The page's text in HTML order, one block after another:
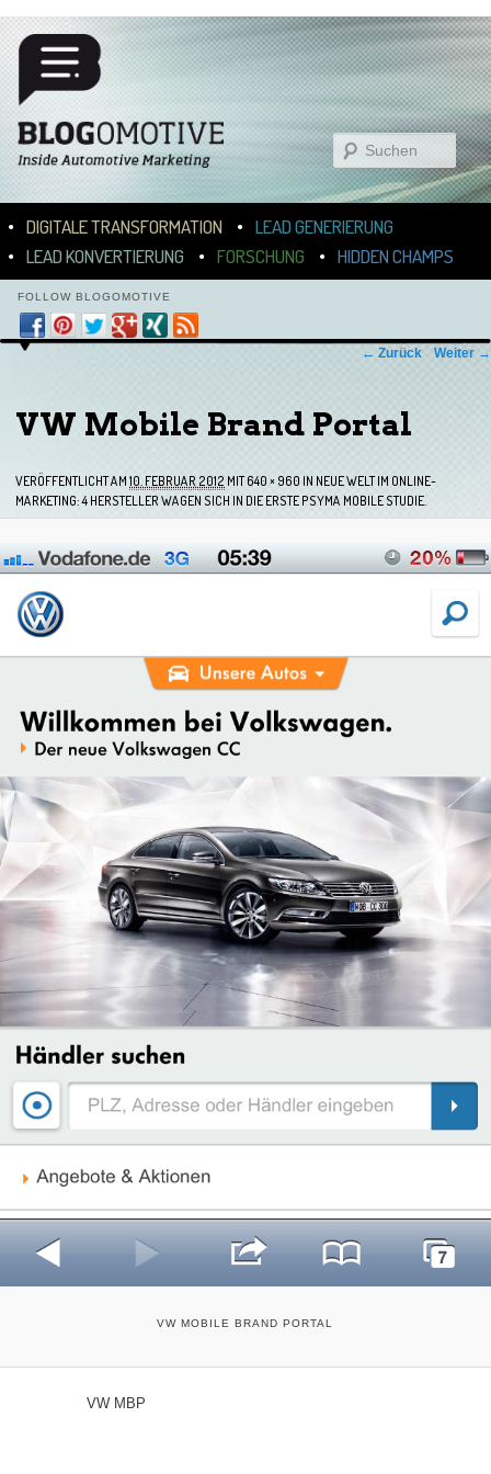
Suchen
ZUM INHALT WECHSELN
ZUM SEKUNDÄREN INHALT WECHSELN
DIGITALE TRANSFORMATION
LEAD GENERIERUNG
LEAD KONVERTIERUNG
FORSCHUNG HIDDEN CHAMPS
FOLLOW BLOGOMOTIVE
Bilder-Navigation ← Zurück Weiter →
VW Mobile Brand Portal
VERÖFFENTLICHT AM 10. FEBRUAR 2012 MIT640 × 960 IN NEUE WELT IM ONLINE-
MARKETING: 4 HERSTELLER WAGEN SICH IN DIE ERSTE PSYMA MOBILE STUDIE.
VW MOBILE BRAND PORTAL
VW MBP